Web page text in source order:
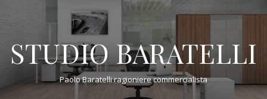
STUDIO BARATELLI
Paolo Baratelli ragioniere commercialista